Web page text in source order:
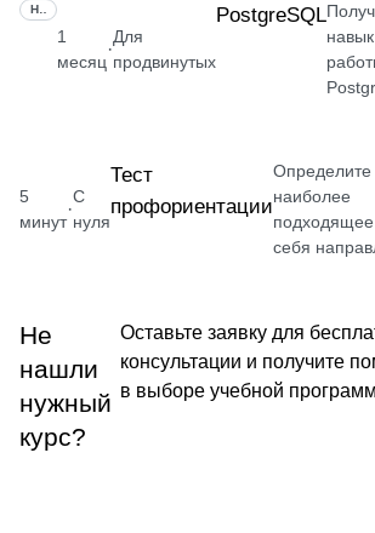
1
месяц
·
Для
продвинутых
PostgreSQL
навык
5
минут
·
С
нуля
Тест
профориентации
Определите
наиболее
себя
Не
нашли
нужный
курс?
Оставьте заявку для
консультации и получите
в выборе учебной